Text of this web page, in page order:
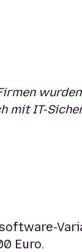
mit IT-
Euro.